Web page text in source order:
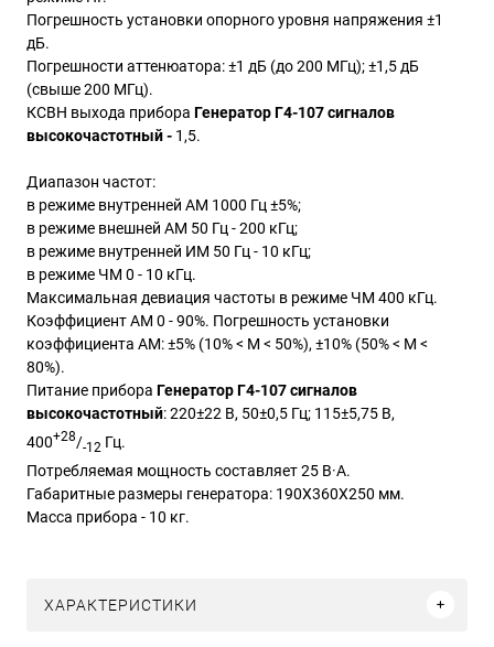
Погрешность установки опорного уровня напряжения ±1
дБ.
Погрешности аттенюатора: ±1 дБ (до 200 МГц); ±1,5 дБ
(свыше 200 МГц).
КСВН выхода прибора Генератор Г4-107 сигналов
высокочастотный - 1,5.
Диапазон частот:
в режиме внутренней АМ 1000 Гц ±5%;
в режиме внешней АМ 50 Гц - 200 кГц;
в режиме внутренней ИМ 50 Гц - 10 кГц;
в режиме ЧМ 0 - 10 кГц.
Максимальная девиация частоты в режиме ЧМ 400 кГц.
Коэффициент АМ 0 - 90%. Погрешность установки
коэффициента АМ: ±5% (10% < М < 50%), ±10% (50% < М <
80%).
Питание прибора Генератор Г4-107 сигналов
высокочастотный: 220±22 В, 50±0,5 Гц; 115±5,75 В,
400+28/-12 Гц.
Потребляемая мощность составляет 25 В·А.
Габаритные размеры генератора: 190X360X250 мм.
Масса прибора - 10 кг.
ХАРАКТЕРИСТИКИ